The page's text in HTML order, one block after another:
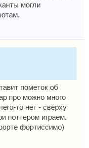
могли
пометок об
про можно много
то нет - сверху
поттером играем.
фортиссимо)